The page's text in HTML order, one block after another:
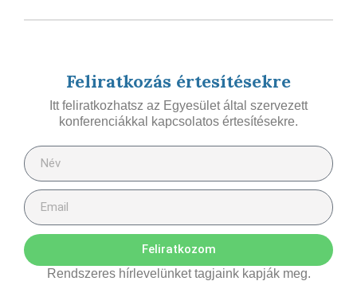
Feliratkozás értesítésekre
Itt feliratkozhatsz az Egyesület által szervezett
konferenciákkal kapcsolatos értesítésekre.
Feliratkozom
Rendszeres hírlevelünket tagjaink kapják meg.